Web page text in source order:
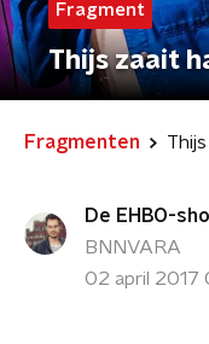
Fragment
Thijs zaait
Fragmenten
De EHBO-
BNNVARA
02 april